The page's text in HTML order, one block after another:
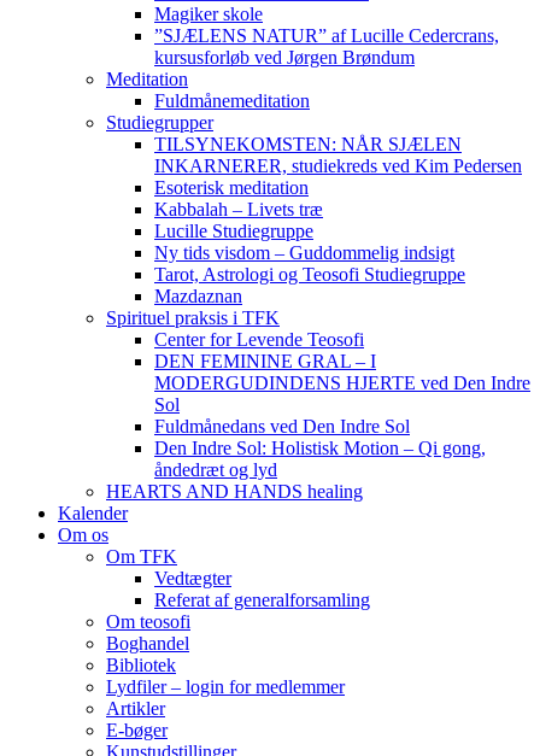
Magiker skole
”SJÆLENS NATUR” af Lucille Cedercrans,
kursusforløb ved Jørgen Brøndum
Meditation
Fuldmånemeditation
Studiegrupper
TILSYNEKOMSTEN: NÅR SJÆLEN
INKARNERER, studiekreds ved Kim Pedersen
Esoterisk meditation
Kabbalah – Livets træ
Lucille Studiegruppe
Ny tids visdom – Guddommelig indsigt
Tarot, Astrologi og Teosofi Studiegruppe
Mazdaznan
Spirituel praksis i TFK
Center for Levende Teosofi
DEN FEMININE GRAL – I
MODERGUDINDENS HJERTE ved Den Indre
Sol
Fuldmånedans ved Den Indre Sol
Den Indre Sol: Holistisk Motion – Qi gong,
åndedræt og lyd
HEARTS AND HANDS healing
Kalender
Om os
Om TFK
Vedtægter
Referat af generalforsamling
Om teosofi
Boghandel
Bibliotek
Lydfiler – login for medlemmer
Artikler
E-bøger
Kunstudstillinger